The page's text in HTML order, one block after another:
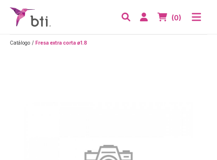
BTI - Human Tecnology
Acceder
Nº de
(0)
Catálogo Fresa extra corta ø1.8